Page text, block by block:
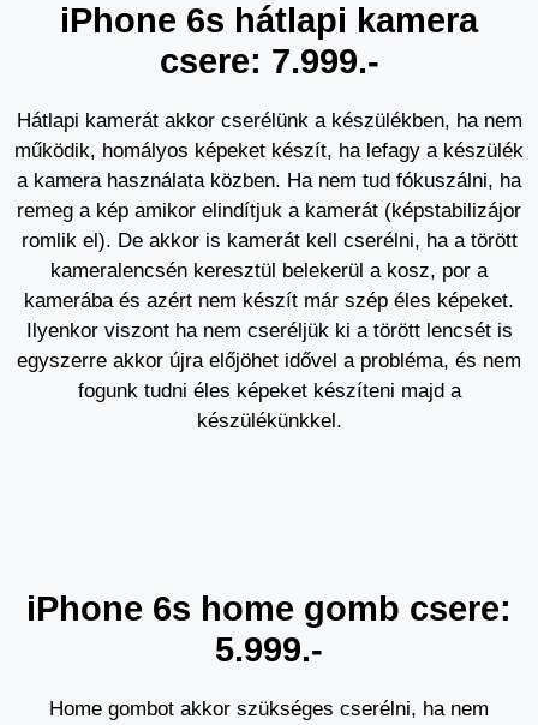
iPhone 6s hátlapi kamera
csere: 7.999.-
Hátlapi kamerát akkor cserélünk a készülékben, ha nem
működik, homályos képeket készít, ha lefagy a készülék
a kamera használata közben. Ha nem tud fókuszálni, ha
remeg a kép amikor elindítjuk a kamerát (képstabilizájor
romlik el). De akkor is kamerát kell cserélni, ha a törött
kameralencsén keresztül belekerül a kosz, por a
kamerába és azért nem készít már szép éles képeket.
Ilyenkor viszont ha nem cseréljük ki a törött lencsét is
egyszerre akkor újra előjöhet idővel a probléma, és nem
fogunk tudni éles képeket készíteni majd a
készülékünkkel.
iPhone 6s home gomb csere:
5.999.-
Home gombot akkor szükséges cserélni, ha nem